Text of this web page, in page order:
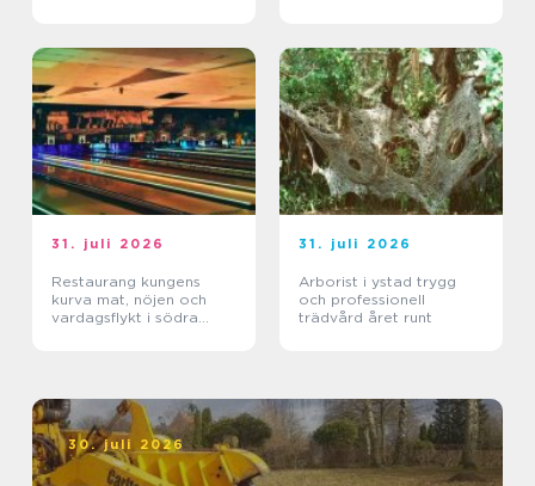
31. juli 2026
Restaurang kungens
kurva mat, nöjen och
vardagsflykt i södra
31. juli 2026
Arborist i ystad trygg
och professionell
trädvård året runt
30. juli 2026